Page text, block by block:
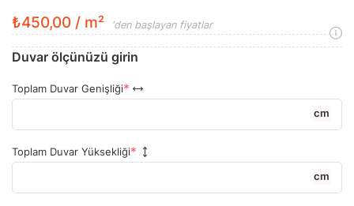
₺450,00 / m² 'den başlayan fiyatlar
Duvar ölçünüzü girin
Toplam Duvar Genişliği
cm
Toplam Duvar Yüksekliği
cm